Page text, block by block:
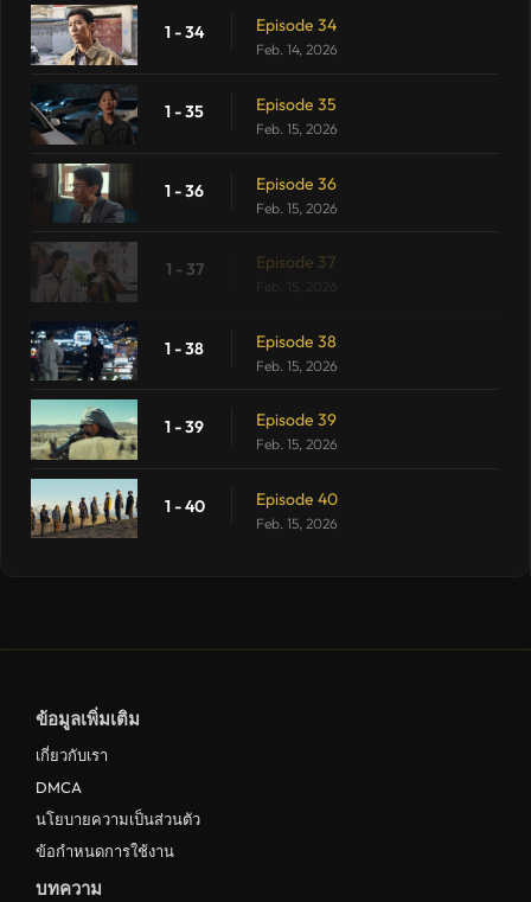
1 - 34 Episode 34
Feb. 14, 2026
1 - 35 Episode 35
Feb. 15, 2026
1 - 36 Episode 36
Feb. 15, 2026
1 - 37 Episode 37
1 - 38 Episode 38
Feb. 15, 2026
1 - 39 Episode 39
Feb. 15, 2026
1 - 40 Episode 40
Feb. 15, 2026
ข้อมูลเพิ่มเติม
เกี่ยวกับเรา
DMCA
นโยบายความเป็นส่วนตัว
ข้อกำหนดการใช้งาน
บทความ